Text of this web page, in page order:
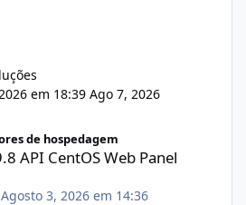
em 18:39 Ago 7, 2026
Panel
de hospedagem
API CentOS Web Panel
Agosto 3, 2026 em 14:36